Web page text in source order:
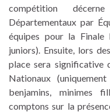
compétition
Départementaux par
équipes pour la Finale
juniors). Ensuite, lors
place sera significative
Nationaux
benjamins, minimes
comptons sur la